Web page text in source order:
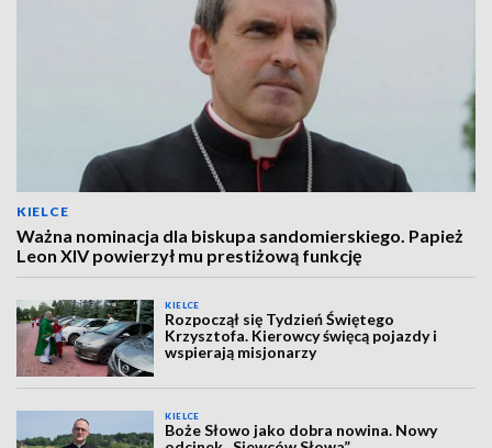
KIELCE
Ważna nominacja dla biskupa sandomierskiego. Papież
Leon XIV powierzył mu prestiżową funkcję
KIELCE
Rozpoczął się Tydzień Świętego
Krzysztofa. Kierowcy święcą pojazdy i
wspierają misjonarzy
KIELCE
Boże Słowo jako dobra nowina. Nowy